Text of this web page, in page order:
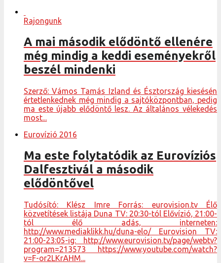
Rajongunk
A mai második elődöntő ellenére
még mindig a keddi eseményekről
beszél mindenki
Szerző: Vámos Tamás Izland és Észtország kiesésén
értetlenkednek még mindig a sajtóközpontban, pedig
ma este újabb elődöntő lesz. Az általános vélekedés
most...
Eurovízió 2016
Ma este folytatódik az Eurovíziós
Dalfesztivál a második
elődöntővel
Tudósító: Klész Imre Forrás: eurovision.tv Élő
közvetítések listája Duna TV: 20:30-tól Elővízió, 21:00-
tól élő adás, interneten:
http://www.mediaklikk.hu/duna-elo/ Eurovision TV:
21:00-23:05-ig: http://www.eurovision.tv/page/webtv?
program=213573 https://www.youtube.com/watch?
v=F-or2LKrAHM...